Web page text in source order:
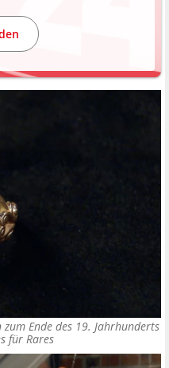
Ende des 19. Jahrhunderts
für Rares